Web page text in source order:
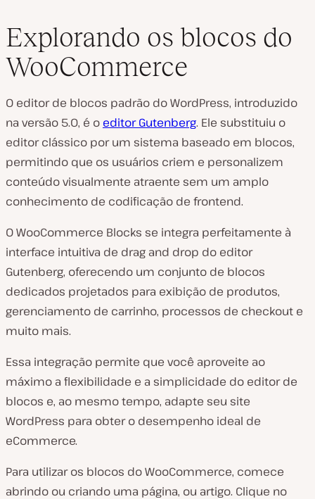
Explorando os blocos do
WooCommerce
O editor de blocos padrão do WordPress, introduzido
na versão 5.0, é o editor Gutenberg. Ele substituiu o
editor clássico por um sistema baseado em blocos,
permitindo que os usuários criem e personalizem
conteúdo visualmente atraente sem um amplo
conhecimento de codificação de frontend.
O WooCommerce Blocks se integra perfeitamente à
interface intuitiva de drag and drop do editor
Gutenberg, oferecendo um conjunto de blocos
dedicados projetados para exibição de produtos,
gerenciamento de carrinho, processos de checkout e
muito mais.
Essa integração permite que você aproveite ao
máximo a flexibilidade e a simplicidade do editor de
blocos e, ao mesmo tempo, adapte seu site
WordPress para obter o desempenho ideal de
eCommerce.
Para utilizar os blocos do WooCommerce, comece
abrindo ou criando uma página, ou artigo. Clique no